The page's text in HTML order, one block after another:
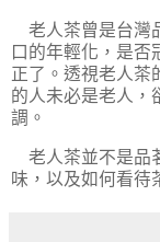
老人茶曾是台灣
口的年輕化，是否
正了。透視老人茶
的人未必是老人，
調。
老人茶並不是品
味，以及如何看待